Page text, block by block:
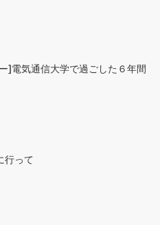
]電気通信大学で過ごした６年間
行って